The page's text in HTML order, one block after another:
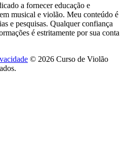
a fornecer educação e
musical e violão. Meu conteúdo é
e pesquisas. Qualquer confiança
é estritamente por sua conta
© 2026 Curso de Violão